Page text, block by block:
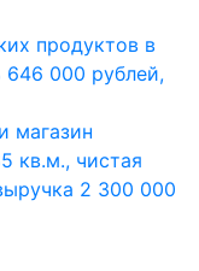
магазин
кв.м., чистая
2 300 000